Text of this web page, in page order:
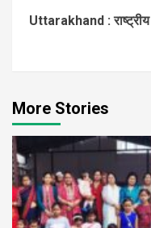
Uttarakhand :
More Stories